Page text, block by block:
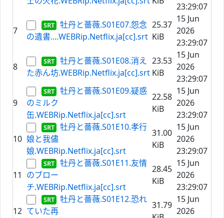
23:29:07
7
牡丹と薔薇.S01E07.怨念
の遺書....WEBRip.Netflix.ja[cc].srt
25.37
KiB
15 Jun
2026
23:29:07
8
牡丹と薔薇.S01E08.消え
た赤ん坊.WEBRip.Netflix.ja[cc].srt
23.53
KiB
15 Jun
2026
23:29:07
9
牡丹と薔薇.S01E09.疑惑
のミルク
缶.WEBRip.Netflix.ja[cc].srt
22.58
KiB
15 Jun
2026
23:29:07
10
牡丹と薔薇.S01E10.孝行
娘と我儘
娘.WEBRip.Netflix.ja[cc].srt
31.00
KiB
15 Jun
2026
23:29:07
11
牡丹と薔薇.S01E11.友情
のブロー
チ.WEBRip.Netflix.ja[cc].srt
28.45
KiB
15 Jun
2026
23:29:07
12
牡丹と薔薇.S01E12.恐れ
ていた再
31.79
15 Jun
2026